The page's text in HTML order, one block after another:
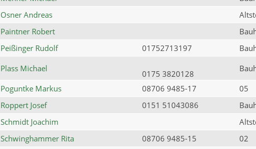
Osner Andreas
Paintner Robert
Peißinger Rudolf
01752713197
Plass Michael
0175 3820128
Poguntke Markus
08706 9485-17 05
Roppert Josef
0151 51043086
Schmidt Joachim
Schwinghammer Rita
08706 9485-15 02